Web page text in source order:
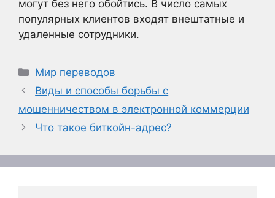
могут без него обойтись. В число самых
популярных клиентов входят внештатные и
удаленные сотрудники.
Рубрики
Мир переводов
Виды и способы борьбы с
мошенничеством в электронной коммерции
Что такое биткойн-адрес?